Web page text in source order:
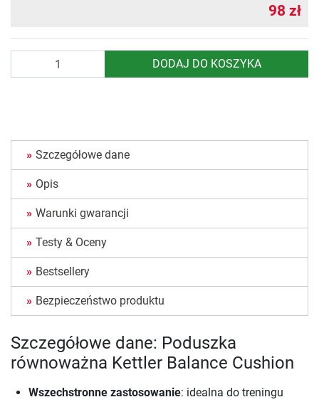
98 zł
DODAJ DO KOSZYKA
Szczegółowe dane
Opis
Warunki gwarancji
Testy & Oceny
Bestsellery
Bezpieczeństwo produktu
Szczegółowe dane: Poduszka
równoważna Kettler Balance Cushion
Wszechstronne zastosowanie: idealna do treningu